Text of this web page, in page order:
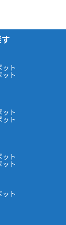
ト
ット
ト
ト
ト
ト
ット